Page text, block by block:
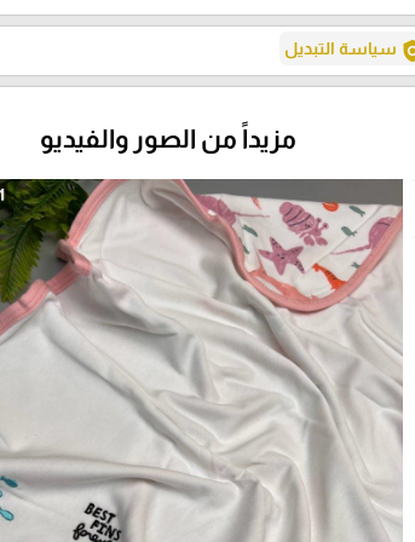
سياسة التبديل
مزيداً من الصور والفيديو